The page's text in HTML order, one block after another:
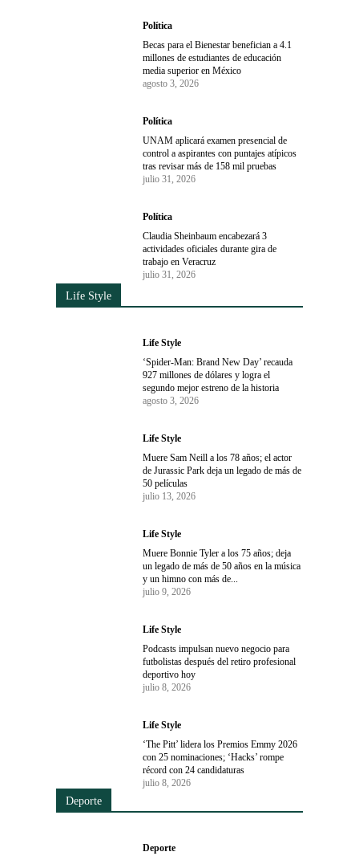
Política
Becas para el Bienestar benefician a 4.1
millones de estudiantes de educación
media superior en México
agosto 3, 2026
Política
UNAM aplicará examen presencial de
control a aspirantes con puntajes atípicos
tras revisar más de 158 mil pruebas
julio 31, 2026
Política
Claudia Sheinbaum encabezará 3
actividades oficiales durante gira de
trabajo en Veracruz
julio 31, 2026
Life Style
Life Style
‘Spider-Man: Brand New Day’ recauda
927 millones de dólares y logra el
segundo mejor estreno de la historia
agosto 3, 2026
Life Style
Muere Sam Neill a los 78 años; el actor
de Jurassic Park deja un legado de más de
50 películas
julio 13, 2026
Life Style
Muere Bonnie Tyler a los 75 años; deja
un legado de más de 50 años en la música
y un himno con más de...
julio 9, 2026
Life Style
Podcasts impulsan nuevo negocio para
futbolistas después del retiro profesional
deportivo hoy
julio 8, 2026
Life Style
‘The Pitt’ lidera los Premios Emmy 2026
con 25 nominaciones; ‘Hacks’ rompe
récord con 24 candidaturas
julio 8, 2026
Deporte
Deporte